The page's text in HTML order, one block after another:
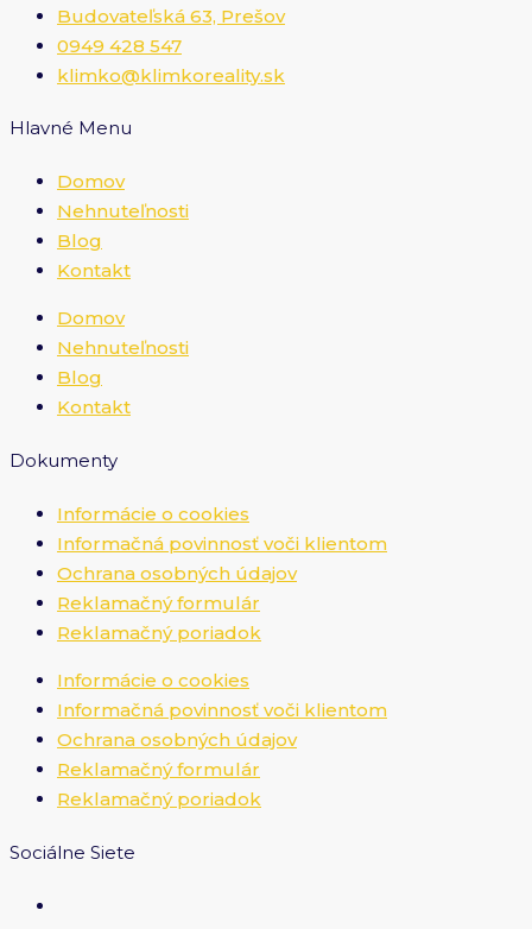
Budovateľská 63, Prešov
0949 428 547
klimko@klimkoreality.sk
Hlavné Menu
Domov
Nehnuteľnosti
Blog
Kontakt
Domov
Nehnuteľnosti
Blog
Kontakt
Dokumenty
Informácie o cookies
Informačná povinnosť voči klientom
Ochrana osobných údajov
Reklamačný formulár
Reklamačný poriadok
Informácie o cookies
Informačná povinnosť voči klientom
Ochrana osobných údajov
Reklamačný formulár
Reklamačný poriadok
Sociálne Siete